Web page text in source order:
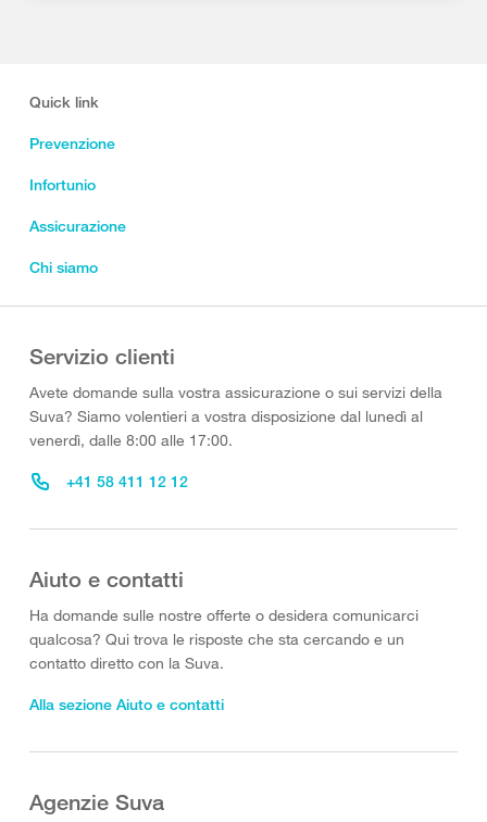
Quick link
Prevenzione
Infortunio
Assicurazione
Chi siamo
Servizio clienti
Avete domande sulla vostra assicurazione o sui servizi della
Suva? Siamo volentieri a vostra disposizione dal lunedì al
venerdì, dalle 8:00 alle 17:00.
+41 58 411 12 12
Aiuto e contatti
Ha domande sulle nostre offerte o desidera comunicarci
qualcosa? Qui trova le risposte che sta cercando e un
contatto diretto con la Suva.
Alla sezione Aiuto e contatti
Agenzie Suva